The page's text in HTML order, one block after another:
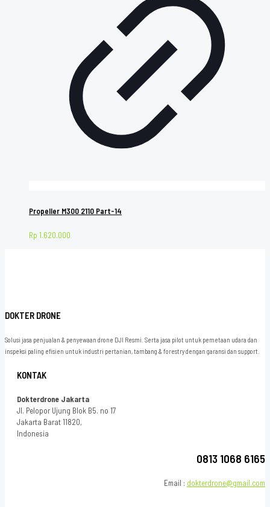
Propeller M300 2110 Part-14
Rp 1.620.000
DOKTER DRONE
Solusi jasa penjualan & penyewaan drone DJI Resmi. Serta jasa pilot untuk pemetaan udara dan
inspeksi paling efisien untuk industri pertanian, tambang & forestry dengan garansi dan support.
KONTAK
Dokterdrone Jakarta
Jl. Pelopor Ujung Blok B5. no 17
Jakarta Barat 11820,
Indonesia
0813 1068 6165
Email : dokterdrone@gmail.com